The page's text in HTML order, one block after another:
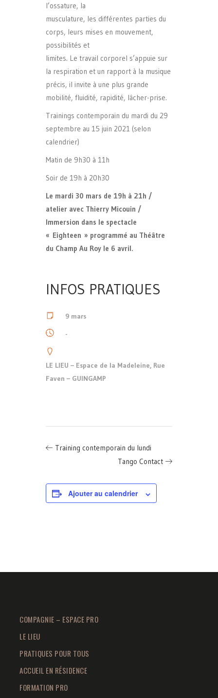
l’ossature, la
musculature, les différentes parties du
corps, leurs mises en mouvement,
possibilités et
limites. Le travail corporel s’appuie sur
la respiration et un rapport à la musique
précis, il invite à une plus grande
mobilité, fluidité, rapidité, lâcher-prise.
Trainings contemporain du mardi du 29
septembre au 15 juin 2021 (selon
calendrier)
Matin de 9h30 à 11h
Soir de 19h à 20h30
Le mardi 30 mars de 19h à 21h /
atelier avec Thierry Micouin /
Immersion dans le spectacle
« Eighteen » programmé au Théâtre
du Champ Au Roy le 6 avril.
INFOS PRATIQUES
9 mars
-
LE LIEU – Espace de la Madeleine, Rue
Faven – GUINGAMP
Training contemporain du lundi
Tango Contact
Ajouter au calendrier
COMPAGNIE – ESPACE PRO
LE LIEU
PRATIQUES POUR TOUS
ACCUEIL EN RÉSIDENCE
FORMATION PRO